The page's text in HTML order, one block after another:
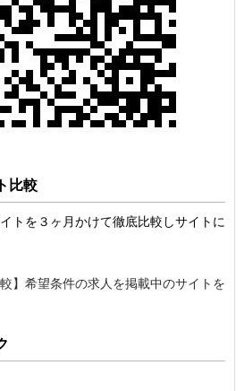
比較
トを３ヶ月かけて徹底比較しサイトに
】希望条件の求人を掲載中のサイトを